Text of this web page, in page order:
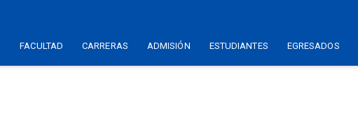
FACULTAD CARRERAS ADMISIÓN ESTUDIANTES EGRESADOS